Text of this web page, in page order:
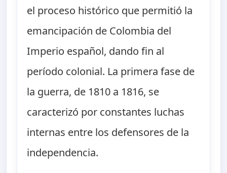
el proceso histórico que permitió la
emancipación de Colombia del
Imperio español, dando fin al
período colonial. La primera fase de
la guerra, de 1810 a 1816, se
caracterizó por constantes luchas
internas entre los defensores de la
independencia.